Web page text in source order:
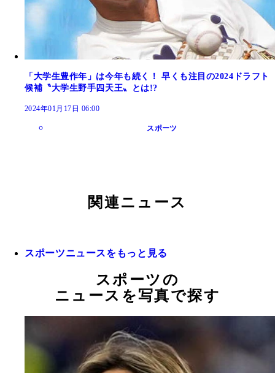
「大学生豊作年」は今年も続く！ 早くも注目の2024ドラフト
候補〝大学生野手四天王〟とは!?
2024年01月17日 06:00
スポーツ
関連ニュース
スポーツニュースをもっと見る
スポーツの
ニュースを写真で探す